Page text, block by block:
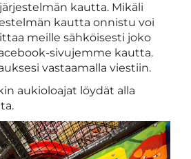
kautta. Mikäli
kautta onnistu voi
meille sähköisesti joko
sivujemme kautta.
vastaamalla viestiin.
aukioloajat löydät alla